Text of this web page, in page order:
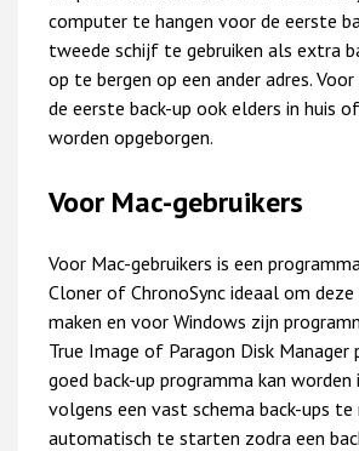
computer te hangen voor de eerste
tweede schijf te gebruiken als extra
op te bergen op een ander adres.
de eerste back-up ook elders in huis
worden opgeborgen.
Voor Mac-gebruikers
Voor Mac-gebruikers is een
Cloner of ChronoSync ideaal om
maken en voor Windows zijn
True Image of Paragon Disk Manager
goed back-up programma kan
volgens een vast schema back-ups te
automatisch te starten zodra een